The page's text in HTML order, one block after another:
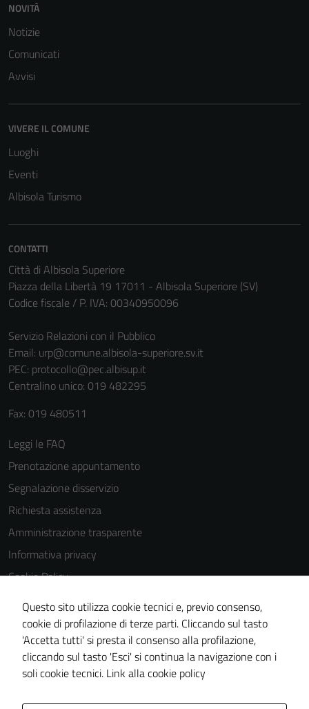
NOVITÀ
Notizie
Comunicati
Avvisi
VIVERE IL COMUNE
Luoghi
Eventi
Albisola Turismo
CONTATTI
Città di Albisola Superiore
Piazza della Libertà 19 17011 - Albisola Superiore (SV)
Codice fiscale / P. IVA: 00340950096
Servizio Relazioni con il Pubblico
Email: urp@comune.albisola-superiore.sv.it
PEC: protocollo@pec.albisup.it
Centralino unico: 019 482295
Fax: 019 480511
Leggi le FAQ
Prenotazione appuntamento
Segnalazione disservizio
Richiesta assistenza
Amministrazione trasparente
Informativa privacy
Cookie Policy
Note legali
Dichiarazione di accessibilità
Piano di miglioramento del sito
Statistiche sito web
Questo sito utilizza cookie tecnici e, previo consenso,
cookie di profilazione di terze parti. Cliccando sul tasto
'Accetta tutti' si presta il consenso alla profilazione,
cliccando sul tasto 'Esci' si continua la navigazione con i
soli cookie tecnici. Link alla cookie policy